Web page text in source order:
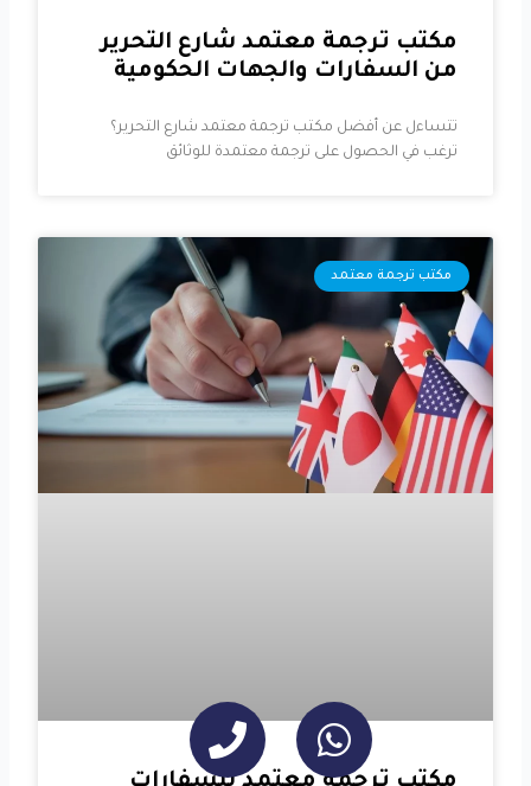
مكتب ترجمة معتمد شارع التحرير
من السفارات والجهات الحكومية
تتساءل عن أفضل مكتب ترجمة معتمد شارع التحرير؟
ترغب في الحصول على ترجمة معتمدة للوثائق
مكتب ترجمة معتمد